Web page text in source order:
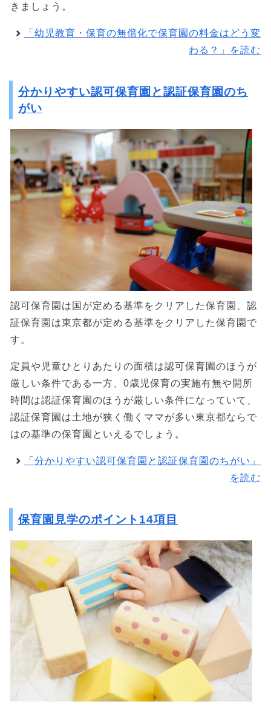
きましょう。
「幼児教育・保育の無償化で保育園の料金はどう変
わる？」を読む
分かりやすい認可保育園と認証保育園のち
がい
認可保育園は国が定める基準をクリアした保育園、認
証保育園は東京都が定める基準をクリアした保育園で
す。
定員や児童ひとりあたりの面積は認可保育園のほうが
厳しい条件である一方、0歳児保育の実施有無や開所
時間は認証保育園のほうが厳しい条件になっていて、
認証保育園は土地が狭く働くママが多い東京都ならで
はの基準の保育園といえるでしょう。
「分かりやすい認可保育園と認証保育園のちがい」
を読む
保育園見学のポイント14項目